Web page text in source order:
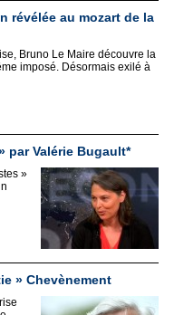
révélée au mozart de la
Bruno Le Maire découvre la
imposé. Désormais exilé à
par Valérie Bugault*
»
» Chevènement